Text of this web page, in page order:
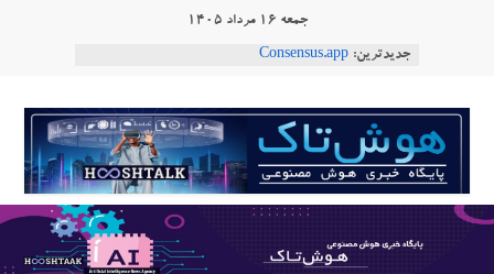
جمعه ۱۶ مرداد ۱۴۰۵
جدیدترین: Consensus.app
طبیعی فارسی
ربات «Aru» محصول شرکت فرانسوی Nio
Robotics
ربات T‑800
هوشتاک
پایگاه